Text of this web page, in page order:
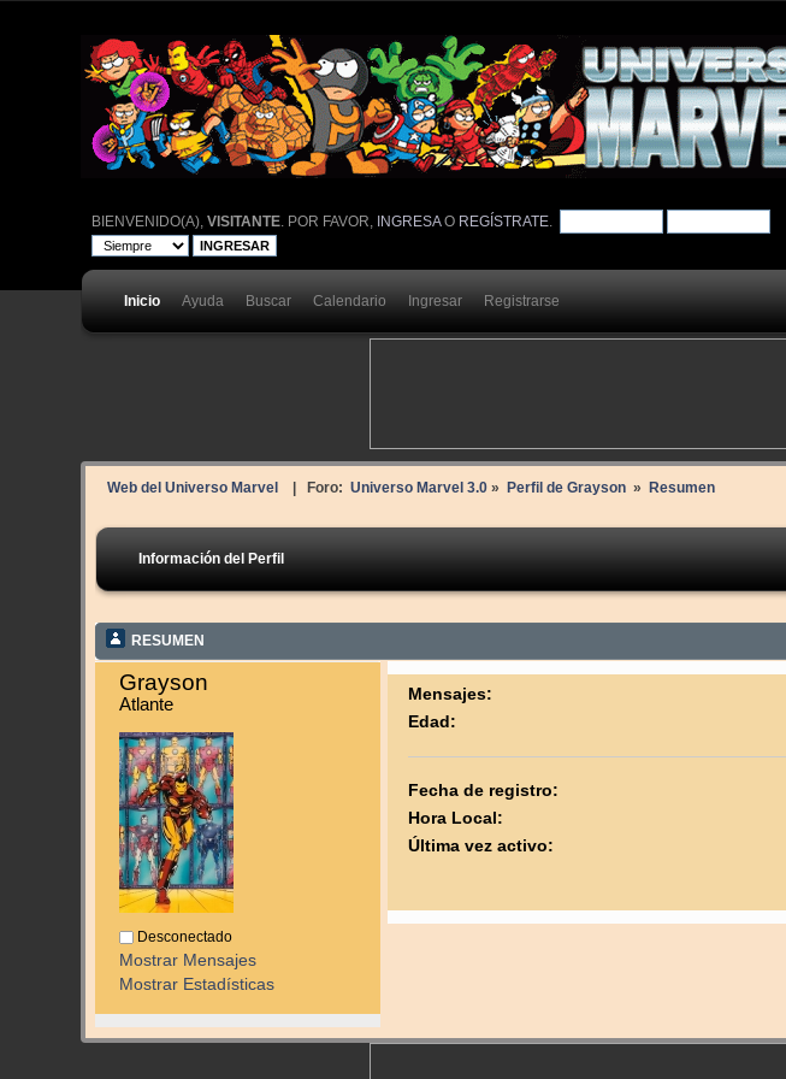
BIENVENIDO(A), VISITANTE. POR FAVOR, INGRESAO REGÍSTRATE.
Inicio Ayuda Buscar Calendario Ingresar Registrarse
Web del Universo Marvel | Foro: Universo Marvel 3.0» Perfil de Grayson » Resumen
Información del Perfil
RESUMEN
Grayson
Atlante
Desconectado
Mostrar Mensajes
Mostrar Estadísticas
Mensajes:
Edad:
Fecha de registro:
Hora Local:
Última vez activo: